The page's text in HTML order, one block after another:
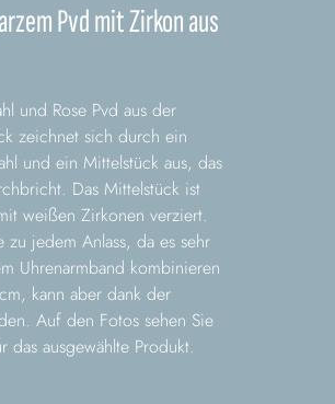
Pvd mit Zirkon aus
und Rose Pvd aus der
zeichnet sich durch ein
und ein Mittelstück aus, das
Das Mittelstück ist
weißen Zirkonen verziert.
jedem Anlass, da es sehr
Uhrenarmband kombinieren
kann aber dank der
Auf den Fotos sehen Sie
das ausgewählte Produkt.